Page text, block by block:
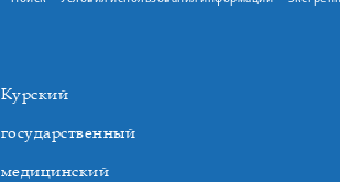
Курский
государственный
медицинский